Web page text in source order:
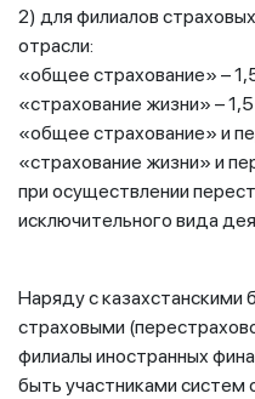
2) для филиалов
отрасли:
«общее страхование» –
«страхование жизни» –
«общее страхование» и
«страхование жизни» и
при осуществлении
исключительного вида
Наряду с казахстанскими
страховыми
филиалы иностранных
быть участниками систем